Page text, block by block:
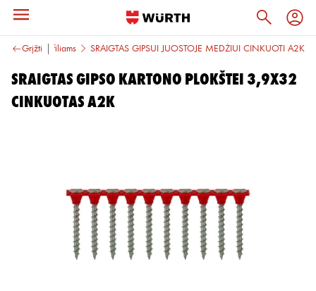
Grįžtiprofiliams SRAIGTAS GIPSUI JUOSTOJE MEDŽIUI CINKUOTI A2K
SRAIGTAS GIPSO KARTONO PLOKŠTEI 3,9X32
CINKUOTAS A2K